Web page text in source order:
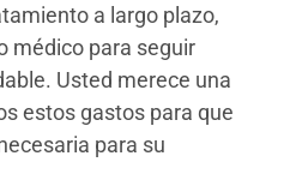
a largo plazo,
médico para seguir
Usted merece una
estos gastos para que
para su